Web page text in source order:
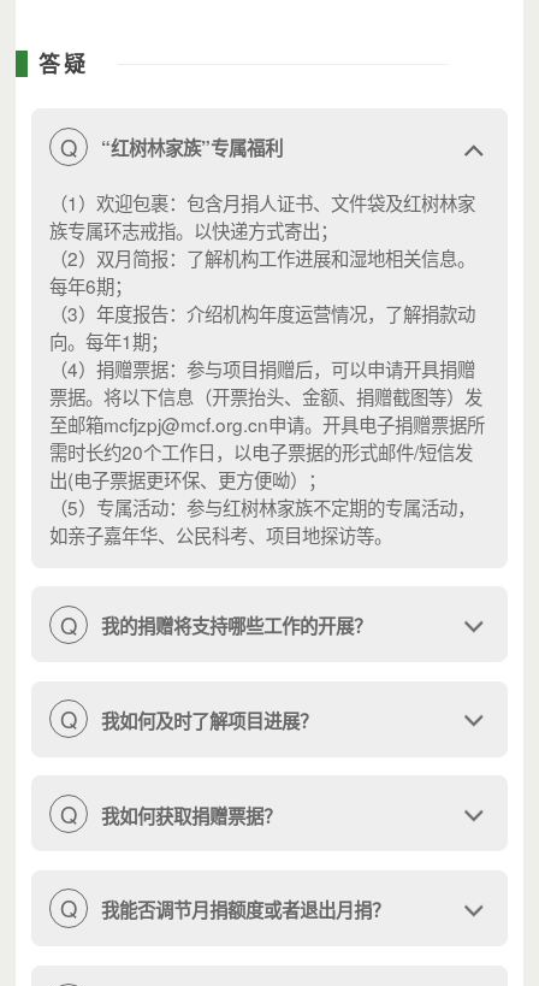
答疑
Q “红树林家族”专属福利
（1）欢迎包裹：包含月捐人证书、文件袋及红树林家
族专属环志戒指。以快递方式寄出；
（2）双月简报：了解机构工作进展和湿地相关信息。
每年6期；
（3）年度报告：介绍机构年度运营情况，了解捐款动
向。每年1期；
（4）捐赠票据：参与项目捐赠后，可以申请开具捐赠
票据。将以下信息（开票抬头、金额、捐赠截图等）发
至邮箱mcfjzpj@mcf.org.cn申请。开具电子捐赠票据所
需时长约20个工作日，以电子票据的形式邮件/短信发
出(电子票据更环保、更方便呦）；
（5）专属活动：参与红树林家族不定期的专属活动，
如亲子嘉年华、公民科考、项目地探访等。
Q 我的捐赠将支持哪些工作的开展？
Q 我如何及时了解项目进展？
Q 我如何获取捐赠票据？
Q 我能否调节月捐额度或者退出月捐？